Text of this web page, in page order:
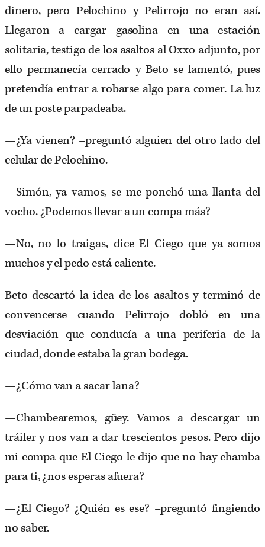
dinero, pero Pelochino y Pelirrojo no eran así.
Llegaron a cargar gasolina en una estación
solitaria, testigo de los asaltos al Oxxo adjunto, por
ello permanecía cerrado y Beto se lamentó, pues
pretendía entrar a robarse algo para comer. La luz
de un poste parpadeaba.
—¿Ya vienen? –preguntó alguien del otro lado del
celular de Pelochino.
—Simón, ya vamos, se me ponchó una llanta del
vocho. ¿Podemos llevar a un compa más?
—No, no lo traigas, dice El Ciego que ya somos
muchos y el pedo está caliente.
Beto descartó la idea de los asaltos y terminó de
convencerse cuando Pelirrojo dobló en una
desviación que conducía a una periferia de la
ciudad, donde estaba la gran bodega.
—¿Cómo van a sacar lana?
—Chambearemos, güey. Vamos a descargar un
tráiler y nos van a dar trescientos pesos. Pero dijo
mi compa que El Ciego le dijo que no hay chamba
para ti, ¿nos esperas afuera?
—¿El Ciego? ¿Quién es ese? –preguntó fingiendo
no saber.